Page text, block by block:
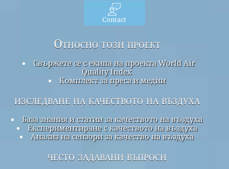
Contact
Относно този проект
Свържете се с екипа на проекта World Air
Quality Index
Комплект за преса и медии
изследване на качеството на въздуха
База знания и статии за качеството на въздуха
Експериментиране с качеството на въздуха
Анализ на сензори за качество на въздуха
често задавани въпроси